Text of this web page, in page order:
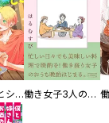
カラちゃんとシトーさんと、 【分冊版】 働き女子3人のおうち晩酌